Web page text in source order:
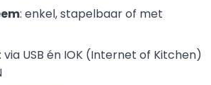
: enkel, stapelbaar of met
: via USB én IOK (Internet of Kitchen)